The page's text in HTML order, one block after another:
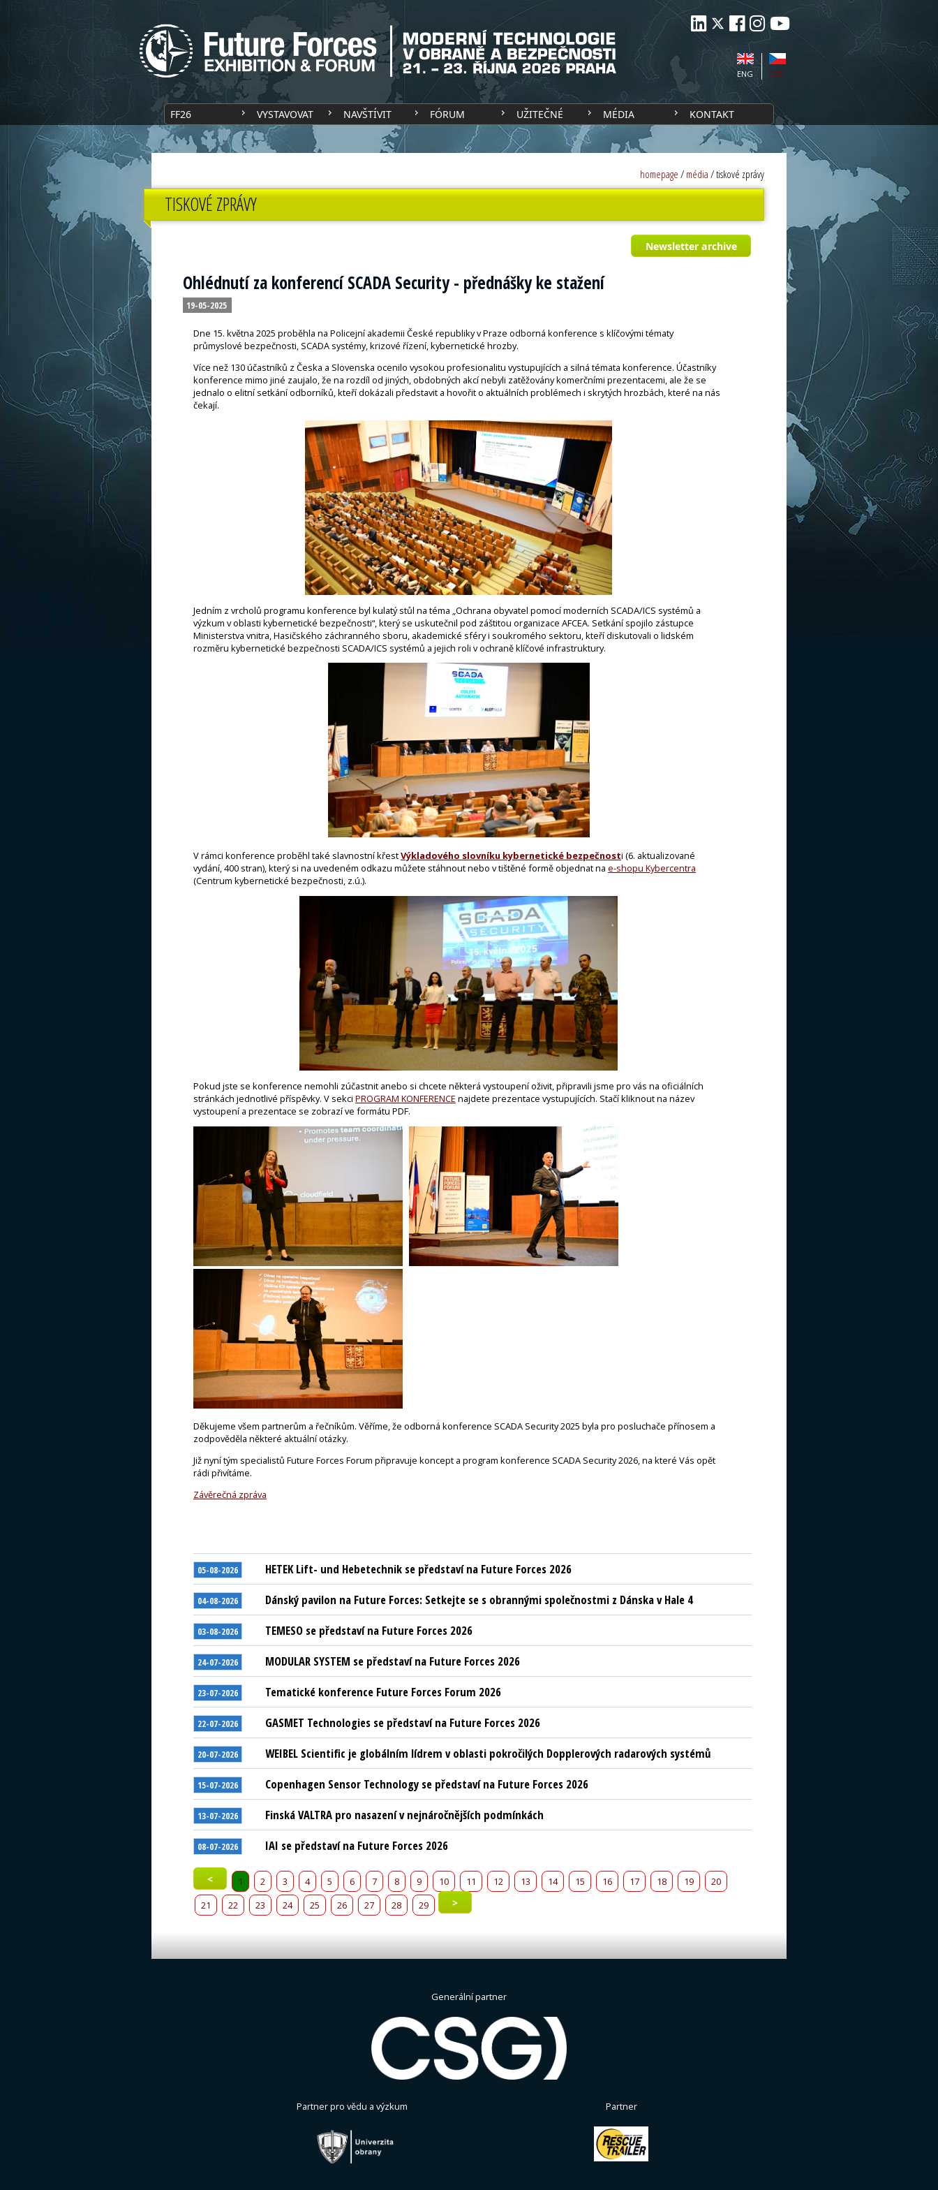
CZE
ENG
FF26 VYSTAVOVAT NAVŠTÍVIT FÓRUM UŽITEČNÉ MÉDIA KONTAKT
homepage/média/tiskové zprávy
TISKOVÉ ZPRÁVY
Newsletter archive
Ohlédnutí za konferencí SCADA Security - přednášky ke stažení
19-05-2025
Dne 15. května 2025 proběhla na Policejní akademii České republiky v Praze odborná konference s klíčovými tématy
průmyslové bezpečnosti, SCADA systémy, krizové řízení, kybernetické hrozby.
Více než 130 účastníků z Česka a Slovenska ocenilo vysokou profesionalitu vystupujících a silná témata konference. Účastníky
konference mimo jiné zaujalo, že na rozdíl od jiných, obdobných akcí nebyli zatěžovány komerčními prezentacemi, ale že se
jednalo o elitní setkání odborníků, kteří dokázali představit a hovořit o aktuálních problémech i skrytých hrozbách, které na nás
čekají.
Jedním z vrcholů programu konference byl kulatý stůl na téma „Ochrana obyvatel pomocí moderních SCADA/ICS systémů a
výzkum v oblasti kybernetické bezpečnosti“, který se uskutečnil pod záštitou organizace AFCEA. Setkání spojilo zástupce
Ministerstva vnitra, Hasičského záchranného sboru, akademické sféry i soukromého sektoru, kteří diskutovali o lidském
rozměru kybernetické bezpečnosti SCADA/ICS systémů a jejich roli v ochraně klíčové infrastruktury.
V rámci konference proběhl také slavnostní křestVýkladového slovníku kybernetické bezpečnosti (6. aktualizované
vydání, 400 stran), který si na uvedeném odkazu můžete stáhnout nebo v tištěné formě objednat na e-shopu Kybercentra
(Centrum kybernetické bezpečnosti, z.ú.).
Pokud jste se konference nemohli zúčastnit anebo si chcete některá vystoupení oživit, připravili jsme pro vás na oficiálních
stránkách jednotlivé příspěvky. V sekci PROGRAM KONFERENCE najdete prezentace vystupujících. Stačí kliknout na název
vystoupení a prezentace se zobrazí ve formátu PDF.
Děkujeme všem partnerům a řečníkům. Věříme, že odborná konference SCADA Security 2025 byla pro posluchače přínosem a
zodpověděla některé aktuální otázky.
Již nyní tým specialistů Future Forces Forum připravuje koncept a program konference SCADA Security 2026, na které Vás opět
rádi přivítáme.
Závěrečná zpráva
05-08-2026 HETEK Lift- und Hebetechnik se představí na Future Forces 2026
04-08-2026 Dánský pavilon na Future Forces: Setkejte se s obrannými společnostmi z Dánska v Hale 4
03-08-2026 TEMESO se představí na Future Forces 2026
24-07-2026 MODULAR SYSTEM se představí na Future Forces 2026
23-07-2026 Tematické konference Future Forces Forum 2026
22-07-2026 GASMET Technologies se představí na Future Forces 2026
20-07-2026 WEIBEL Scientific je globálním lídrem v oblasti pokročilých Dopplerových radarových systémů
15-07-2026 Copenhagen Sensor Technology se představí na Future Forces 2026
13-07-2026 Finská VALTRA pro nasazení v nejnáročnějších podmínkách
08-07-2026 IAI se představí na Future Forces 2026
< 1 2 3 4 5 6 7 8 9 10 11 12 13 14 15 16 17 18 19
20
21
22 23 24 25 26 27 28 29 >
Generální partner
Partner pro vědu a výzkum Partner